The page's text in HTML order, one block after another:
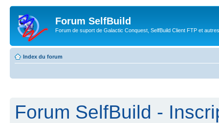
Forum SelfBuild
Forum de suport de Galactic Conquest, SelfBuild Client FTP et
Index du forum
Forum SelfBuild -